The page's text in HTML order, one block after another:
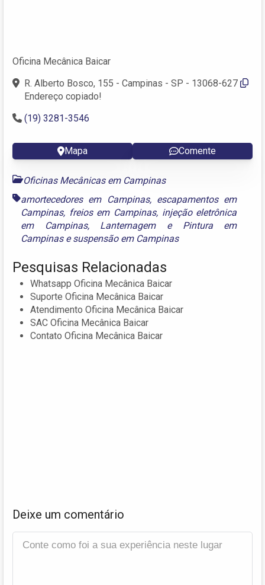
Oficina Mecânica Baicar
R. Alberto Bosco, 155 - Campinas - SP - 13068-627
Endereço copiado!
(19) 3281-3546
Mapa Comente
Oficinas Mecânicas em Campinas
amortecedores em Campinas, escapamentos em
Campinas, freios em Campinas, injeção eletrônica
em Campinas, Lanternagem e Pintura em
Campinasesuspensão em Campinas
Pesquisas Relacionadas
Whatsapp Oficina Mecânica Baicar
Suporte Oficina Mecânica Baicar
Atendimento Oficina Mecânica Baicar
SAC Oficina Mecânica Baicar
Contato Oficina Mecânica Baicar
Deixe um comentário